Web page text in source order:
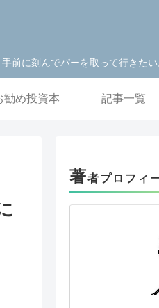
前に刻んでパーを取って行きたい
勧め投資本 記事一覧
著者プロフィ